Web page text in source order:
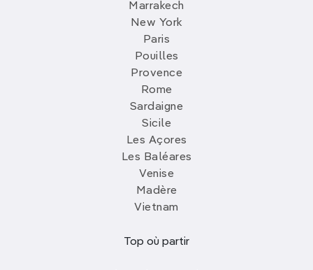
Marrakech
New York
Paris
Pouilles
Provence
Rome
Sardaigne
Sicile
Les Açores
Les Baléares
Venise
Madère
Vietnam
Top où partir